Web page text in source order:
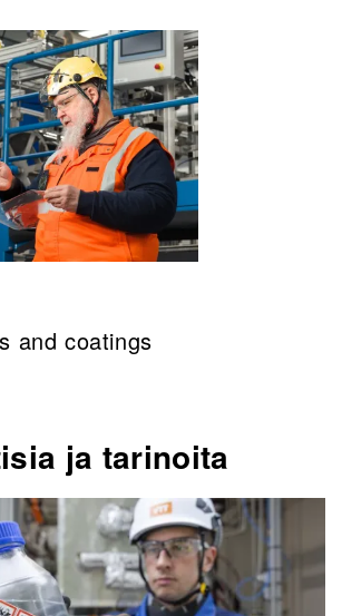
and coatings
ja tarinoita